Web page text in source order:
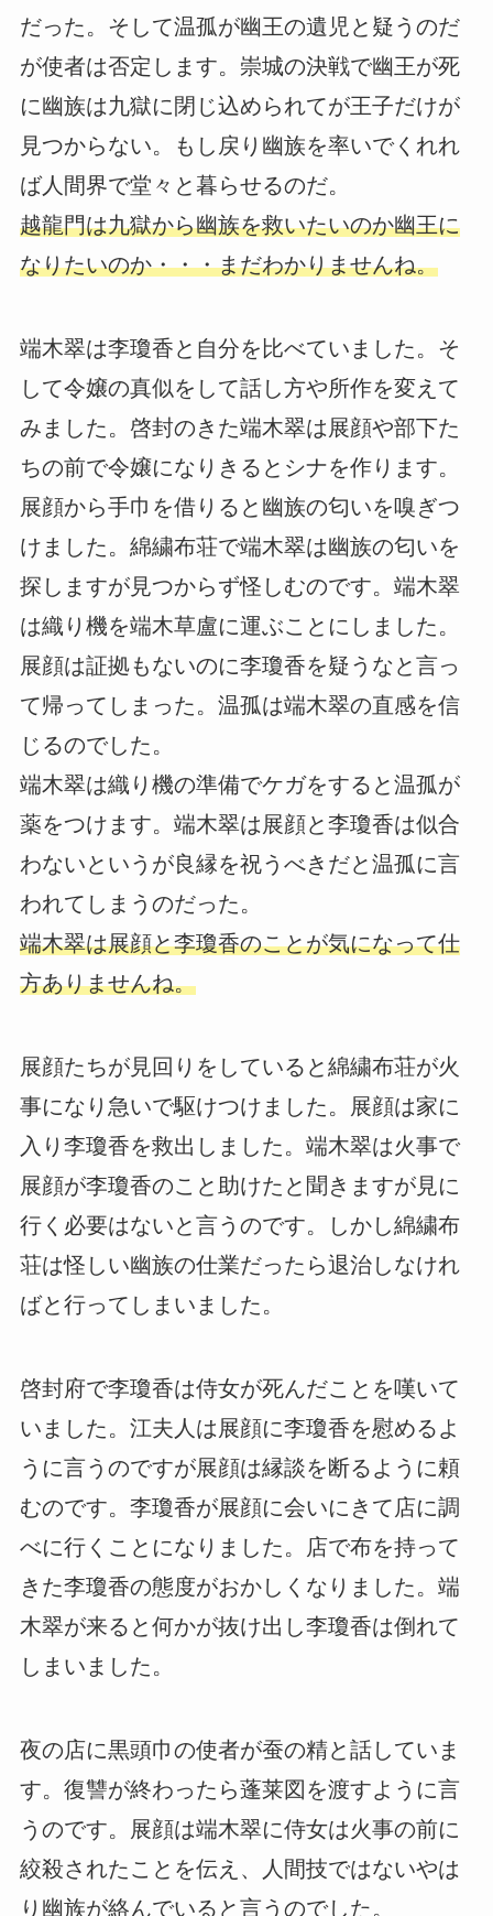
だった。そして温孤が幽王の遺児と疑うのだ
が使者は否定します。崇城の決戦で幽王が死
に幽族は九獄に閉じ込められてが王子だけが
見つからない。もし戻り幽族を率いでくれれ
ば人間界で堂々と暮らせるのだ。
越龍門は九獄から幽族を救いたいのか幽王に
なりたいのか・・・まだわかりませんね。
端木翠は李瓊香と自分を比べていました。そ
して令嬢の真似をして話し方や所作を変えて
みました。啓封のきた端木翠は展顔や部下た
ちの前で令嬢になりきるとシナを作ります。
展顔から手巾を借りると幽族の匂いを嗅ぎつ
けました。綿繍布荘で端木翠は幽族の匂いを
探しますが見つからず怪しむのです。端木翠
は織り機を端木草盧に運ぶことにしました。
展顔は証拠もないのに李瓊香を疑うなと言っ
て帰ってしまった。温孤は端木翠の直感を信
じるのでした。
端木翠は織り機の準備でケガをすると温孤が
薬をつけます。端木翠は展顔と李瓊香は似合
わないというが良縁を祝うべきだと温孤に言
われてしまうのだった。
端木翠は展顔と李瓊香のことが気になって仕
方ありませんね。
展顔たちが見回りをしていると綿繍布荘が火
事になり急いで駆けつけました。展顔は家に
入り李瓊香を救出しました。端木翠は火事で
展顔が李瓊香のこと助けたと聞きますが見に
行く必要はないと言うのです。しかし綿繍布
荘は怪しい幽族の仕業だったら退治しなけれ
ばと行ってしまいました。
啓封府で李瓊香は侍女が死んだことを嘆いて
いました。江夫人は展顔に李瓊香を慰めるよ
うに言うのですが展顔は縁談を断るように頼
むのです。李瓊香が展顔に会いにきて店に調
べに行くことになりました。店で布を持って
きた李瓊香の態度がおかしくなりました。端
木翠が来ると何かが抜け出し李瓊香は倒れて
しまいました。
夜の店に黒頭巾の使者が蚕の精と話していま
す。復讐が終わったら蓬莱図を渡すように言
うのです。展顔は端木翠に侍女は火事の前に
絞殺されたことを伝え、人間技ではないやは
り幽族が絡んでいると言うのでした。